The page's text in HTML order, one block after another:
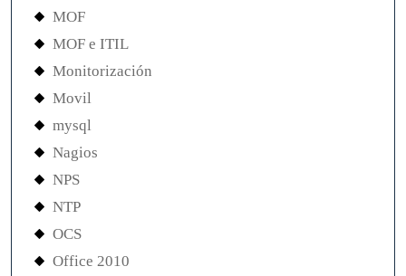
MOF
MOF e ITIL
Monitorización
Movil
mysql
Nagios
NPS
NTP
OCS
Office 2010